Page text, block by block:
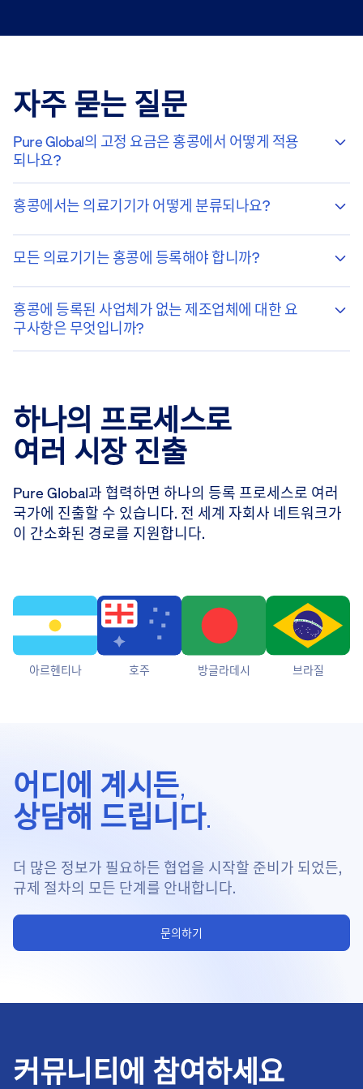
자주 묻는 질문
Pure Global의 고정 요금은 홍콩에서 어떻게 적용
되나요?
홍콩에서는 의료기기가 어떻게 분류되나요?
모든 의료기기는 홍콩에 등록해야 합니까?
홍콩에 등록된 사업체가 없는 제조업체에 대한 요
구사항은 무엇입니까?
하나의 프로세스로
여러 시장 진출
Pure Global과 협력하면 하나의 등록 프로세스로 여러
국가에 진출할 수 있습니다. 전 세계 자회사 네트워크가
이 간소화된 경로를 지원합니다.
아르헨티나 호주 방글라데시 브라질
어디에 계시든,
상담해 드립니다.
더 많은 정보가 필요하든 협업을 시작할 준비가 되었든,
규제 절차의 모든 단계를 안내합니다.
문의하기
커뮤니티에 참여하세요